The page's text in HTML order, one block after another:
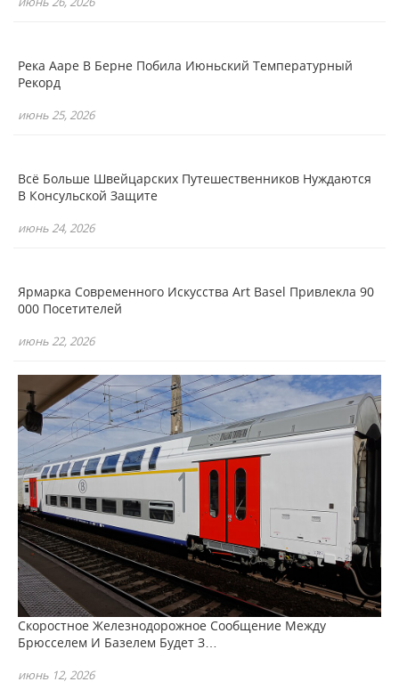
Река Ааре В Берне Побила Июньский Температурный
Рекорд
июнь 25, 2026
Всё Больше Швейцарских Путешественников Нуждаются
В Консульской Защите
июнь 24, 2026
Ярмарка Современного Искусства Art Basel Привлекла 90
000 Посетителей
июнь 22, 2026
Скоростное Железнодорожное Сообщение Между
Брюсселем И Базелем Будет З…
июнь 12, 2026